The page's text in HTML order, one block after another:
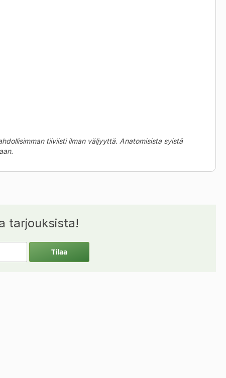
tiiviisti ilman väljyyttä. Anatomisista syistä
.
tarjouksista!
Tilaa